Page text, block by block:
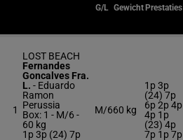
G/L Gewicht Prestaties
1
LOST BEACH
Fernandes
Goncalves Fra.
L. - Eduardo
Ramon
Perussia
Box: 1 - M/6 -
60 kg
1p 3p (24) 7p
M/660 kg
1p 3p
(24) 7p
6p 2p 4p
4p 1p
(23) 4p
7p 1p 7p